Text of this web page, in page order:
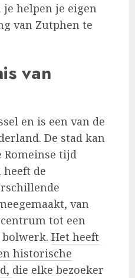
helpen je eigen
van Zutphen te
van
en is een van de
De stad kan
tijd
de
van
tot een
Het heeft
historische
die elke bezoeker